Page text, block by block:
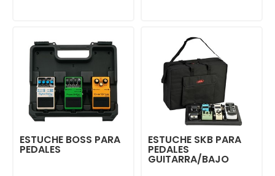
ESTUCHE BOSS PARA
PEDALES
ESTUCHE SKB PARA
PEDALES
GUITARRA/BAJO